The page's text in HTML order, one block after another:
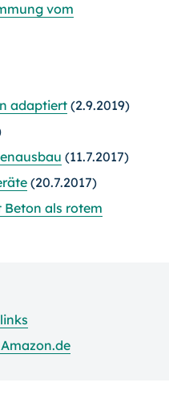
vom
adaptiert (2.9.2019)
(11.7.2017)
(20.7.2017)
Beton als rotem